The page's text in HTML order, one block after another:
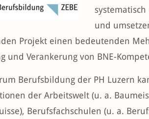
und
Projekt einen bedeutenden
und Verankerung von BNE-
Berufsbildung der PH Luzern
der Arbeitswelt (u. a.
Berufsfachschulen (u. a.